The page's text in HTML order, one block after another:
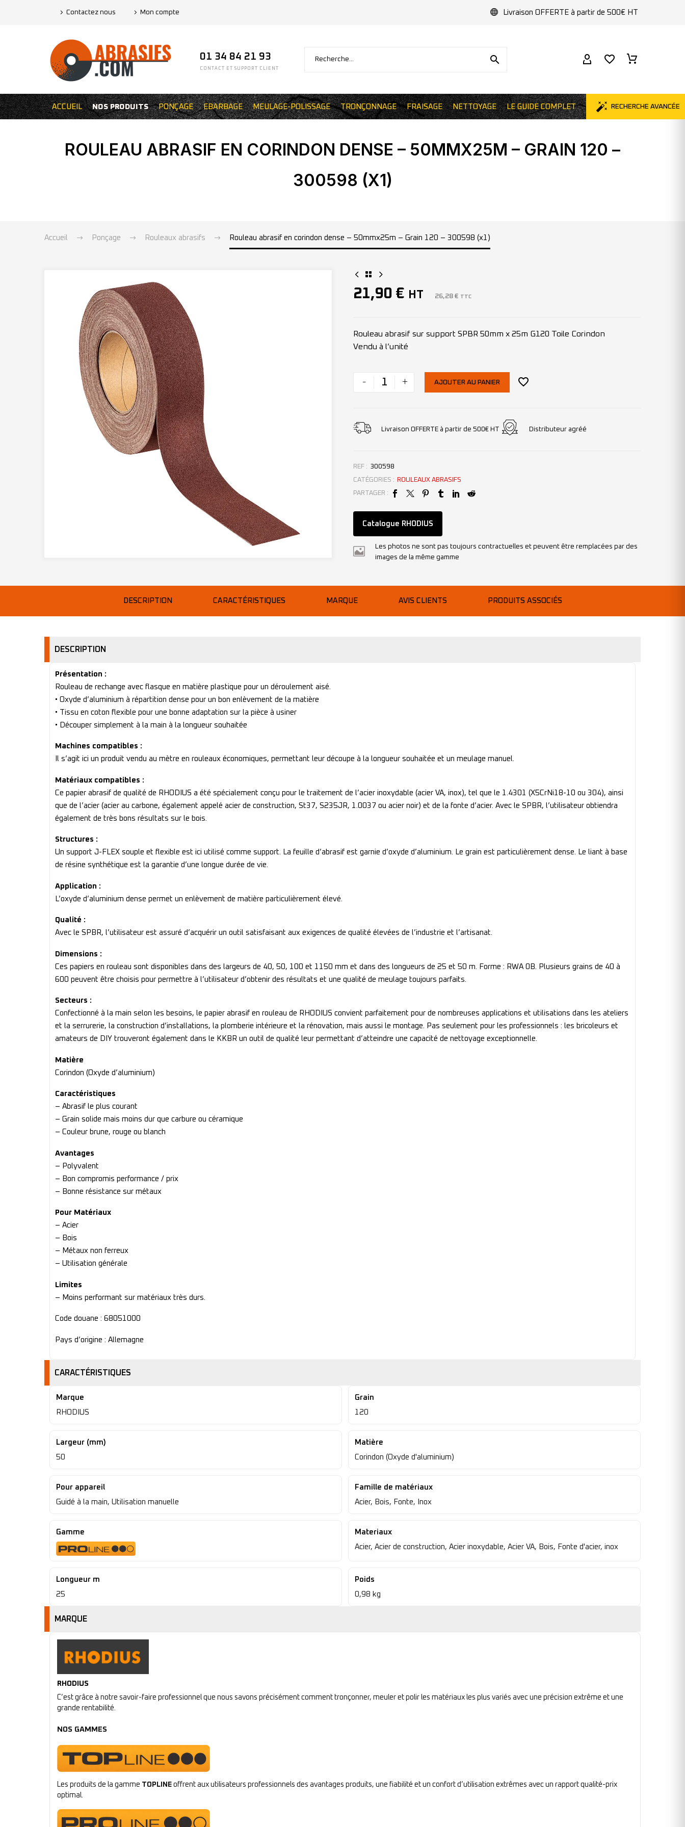
Contactez nous Mon compte Livraison OFFERTE à partir de 500€ HT
01 34 84 21 93
CONTACT ET SUPPORT CLIENT
ACCUEIL NOS PRODUITS PONÇAGE EBARBAGE MEULAGE-POLISSAGE TRONÇONNAGE FRAISAGE NETTOYAGE LE GUIDE COMPLET RECHERCHE AVANCÉE
ROULEAU ABRASIF EN CORINDON DENSE – 50MMX25M – GRAIN 120 –
300598 (X1)
Accueil Ponçage Rouleaux abrasifs Rouleau abrasif en corindon dense – 50mmx25m – Grain 120 – 300598 (x1)
21,90 € HT 26,28 € TTC
Rouleau abrasif sur support SPBR 50mm x 25m G120 Toile Corindon
Vendu à l’unité
- + AJOUTER AU PANIER
Livraison OFFERTE à partir de 500€ HT Distributeur agréé
REF : 300598
CATÉGORIES :
ROULEAUX ABRASIFS
PARTAGER :
Catalogue RHODIUS
Les photos ne sont pas toujours contractuelles et peuvent être remplacées par des
images de la même gamme
DESCRIPTION CARACTÉRISTIQUES MARQUE AVIS CLIENTS PRODUITS ASSOCIÉS
DESCRIPTION
Présentation :
Rouleau de rechange avec flasque en matière plastique pour un déroulement aisé.
• Oxyde d’aluminium à répartition dense pour un bon enlèvement de la matière
• Tissu en coton flexible pour une bonne adaptation sur la pièce à usiner
• Découper simplement à la main à la longueur souhaitée
Machines compatibles :
Il s’agit ici un produit vendu au mètre en rouleaux économiques, permettant leur découpe à la longueur souhaitée et un meulage manuel.
Matériaux compatibles :
Ce papier abrasif de qualité de RHODIUS a été spécialement conçu pour le traitement de l’acier inoxydable (acier VA, inox), tel que le 1.4301 (X5CrNi18-10 ou 304), ainsi
que de l’acier (acier au carbone, également appelé acier de construction, St37, S235JR, 1.0037 ou acier noir) et de la fonte d’acier. Avec le SPBR, l’utilisateur obtiendra
également de très bons résultats sur le bois.
Structures :
Un support J-FLEX souple et flexible est ici utilisé comme support. La feuille d’abrasif est garnie d’oxyde d’aluminium. Le grain est particulièrement dense. Le liant à base
de résine synthétique est la garantie d’une longue durée de vie.
Application :
L’oxyde d’aluminium dense permet un enlèvement de matière particulièrement élevé.
Qualité :
Avec le SPBR, l’utilisateur est assuré d’acquérir un outil satisfaisant aux exigences de qualité élevées de l’industrie et l’artisanat.
Dimensions :
Ces papiers en rouleau sont disponibles dans des largeurs de 40, 50, 100 et 1150 mm et dans des longueurs de 25 et 50 m. Forme : RWA 0B. Plusieurs grains de 40 à
600 peuvent être choisis pour permettre à l’utilisateur d’obtenir des résultats et une qualité de meulage toujours parfaits.
Secteurs :
Confectionné à la main selon les besoins, le papier abrasif en rouleau de RHODIUS convient parfaitement pour de nombreuses applications et utilisations dans les ateliers
et la serrurerie, la construction d’installations, la plomberie intérieure et la rénovation, mais aussi le montage. Pas seulement pour les professionnels : les bricoleurs et
amateurs de DIY trouveront également dans le KKBR un outil de qualité leur permettant d’atteindre une capacité de nettoyage exceptionnelle.
Matière
Corindon (Oxyde d’aluminium)
Caractéristiques
– Abrasif le plus courant
– Grain solide mais moins dur que carbure ou céramique
– Couleur brune, rouge ou blanch
Avantages
– Polyvalent
– Bon compromis performance / prix
– Bonne résistance sur métaux
Pour Matériaux
– Acier
– Bois
– Métaux non ferreux
– Utilisation générale
Limites
– Moins performant sur matériaux très durs.
Code douane : 68051000
Pays d’origine : Allemagne
CARACTÉRISTIQUES
Marque
RHODIUS
Grain
120
Largeur (mm)
50
Matière
Corindon (Oxyde d'aluminium)
Pour appareil
Guidé à la main, Utilisation manuelle
Famille de matériaux
Acier, Bois, Fonte, Inox
Gamme
Materiaux
Acier, Acier de construction, Acier inoxydable, Acier VA, Bois, Fonte d'acier, inox
Longueur m
25
Poids
0,98 kg
MARQUE
RHODIUS
C’est grâce à notre savoir-faire professionnel que nous savons précisément comment tronçonner, meuler et polir les matériaux les plus variés avec une précision extrême et une
grande rentabilité.
NOS GAMMES
Les produits de la gamme TOPLINE offrent aux utilisateurs professionnels des avantages produits, une fiabilité et un confort d’utilisation extrêmes avec un rapport qualité-prix
optimal.